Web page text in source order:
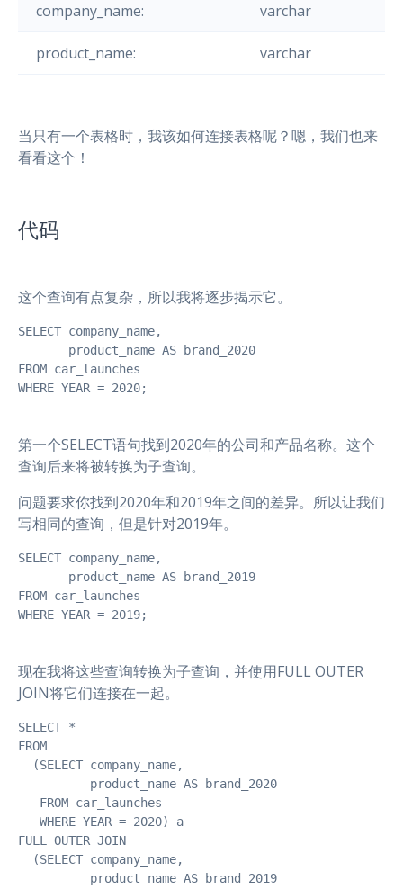
company_name: varchar
product_name: varchar
当只有一个表格时，我该如何连接表格呢？嗯，我们也来
看看这个！
代码
这个查询有点复杂，所以我将逐步揭示它。
SELECT company_name,
       product_name AS brand_2020
FROM car_launches
WHERE YEAR = 2020;
第一个SELECT语句找到2020年的公司和产品名称。这个
查询后来将被转换为子查询。
问题要求你找到2020年和2019年之间的差异。所以让我们
写相同的查询，但是针对2019年。
SELECT company_name,
       product_name AS brand_2019
FROM car_launches
WHERE YEAR = 2019;
现在我将这些查询转换为子查询，并使用FULL OUTER
JOIN将它们连接在一起。
SELECT *
FROM
  (SELECT company_name,
          product_name AS brand_2020
   FROM car_launches
   WHERE YEAR = 2020) a
FULL OUTER JOIN
  (SELECT company_name,
          product_name AS brand_2019